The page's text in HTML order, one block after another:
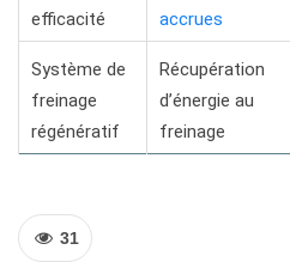
efficacité
accrues
Système de
freinage
régénératif
Récupération
d’énergie au
freinage
31